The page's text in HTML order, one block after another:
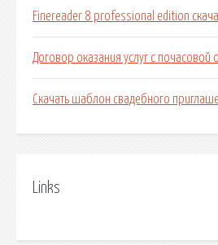
Finereader 8 professional edition
Договор оказания услуг с почасовой
Скачать шаблон свадебного
Links